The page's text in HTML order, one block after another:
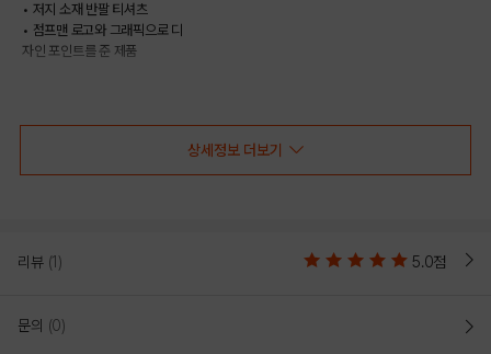
• 저지 소재 반팔 티셔츠
• 점프맨 로고와 그래픽으로 디
자인 포인트를 준 제품
상세정보 더보기
리뷰 (1) 5.0점
문의 (0)